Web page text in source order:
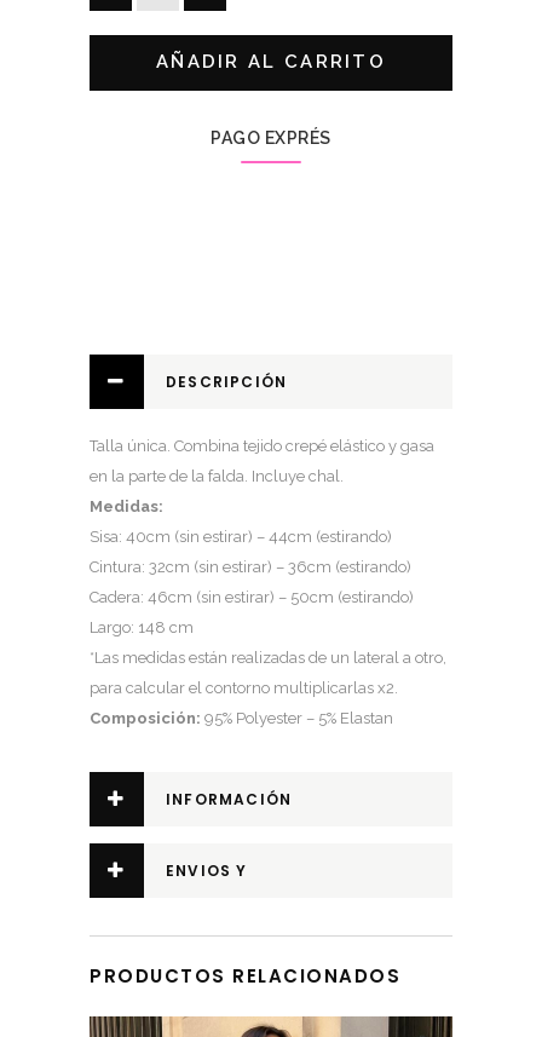
LISTELOS
AÑADIR AL CARRITO
PAGO EXPRÉS
DESCRIPCIÓN
Talla única. Combina tejido crepé elástico y gasa
en la parte de la falda. Incluye chal.
Medidas:
Sisa: 40cm (sin estirar) – 44cm (estirando)
Cintura: 32cm (sin estirar) – 36cm (estirando)
Cadera: 46cm (sin estirar) – 50cm (estirando)
Largo: 148 cm
*Las medidas están realizadas de un lateral a otro,
para calcular el contorno multiplicarlas x2.
Composición: 95% Polyester – 5% Elastan
INFORMACIÓN
ENVIOS Y
PRODUCTOS RELACIONADOS
Este producto tiene múltiples variantes. Las opciones se pueden elegir en la página de producto